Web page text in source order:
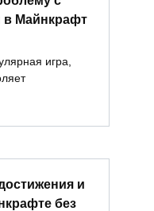
в Майнкрафт
игра,
и
без